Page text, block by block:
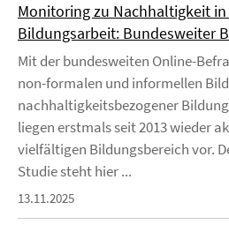
Monitoring zu Nachhaltigkeit
Bildungsarbeit: Bundesweiter
Mit der bundesweiten Online-
non-formalen und informellen
nachhaltigkeitsbezogener
liegen erstmals seit 2013 wieder
vielfältigen Bildungsbereich vor.
Studie steht hier ...
13.11.2025